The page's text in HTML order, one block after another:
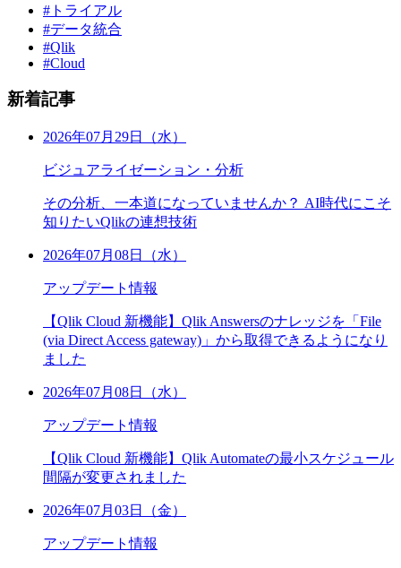
#トライアル
#データ統合
#Qlik
#Cloud
新着記事
2026年07月29日（水）
ビジュアライゼーション・分析
その分析、一本道になっていませんか？ AI時代にこそ
知りたいQlikの連想技術
2026年07月08日（水）
アップデート情報
【Qlik Cloud 新機能】Qlik Answersのナレッジを「File
(via Direct Access gateway)」から取得できるようになり
ました
2026年07月08日（水）
アップデート情報
【Qlik Cloud 新機能】Qlik Automateの最小スケジュール
間隔が変更されました
2026年07月03日（金）
アップデート情報